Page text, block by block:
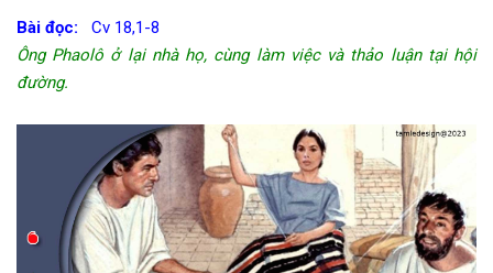
Bài đọc: Cv 18,1-8
Ông Phaolô ở lại nhà họ, cùng làm việc và thảo luận tại hội
đường.